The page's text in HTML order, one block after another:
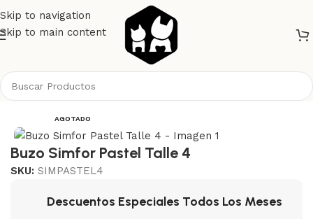
Skip to navigation
Skip to main content
AGOTADO
Buzo Simfor Pastel Talle 4
SKU: SIMPASTEL4
Descuentos Especiales Todos Los Meses